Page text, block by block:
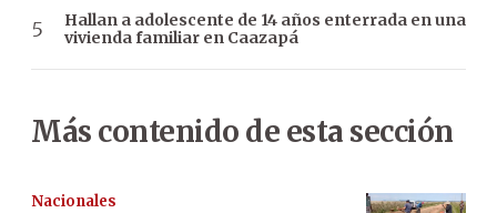
Hallan a adolescente de 14 años enterrada en una
vivienda familiar en Caazapá
Más contenido de esta sección
Nacionales